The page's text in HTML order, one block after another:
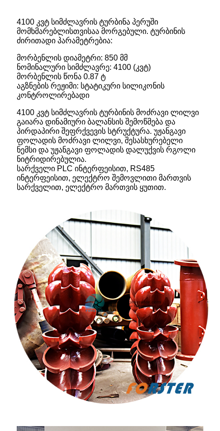
4100 კვტ სიმძლავრის ტურბინა პერუში
მომხმარებლისთვისაა მორგებული. ტურბინის
ძირითადი პარამეტრებია:
მორბენლის დიამეტრი: 850 მმ
ნომინალური სიმძლავრე: 4100 (კვტ)
მორბენლის წონა 0.87 ტ
აგზნების რეჟიმი: სტატიკური სილიკონის
კონტროლირებადი
4100 კვტ სიმძლავრის ტურბინის მოძრავი ლილვი
გაიარა დინამიური ბალანსის შემოწმება და
პირდაპირი შეფრქვევის სტრუქტურა. უჟანგავი
ფოლადის მოძრავი ლილვი, შესასხურებელი
ნემსი და უჟანგავი ფოლადის დალუქვის რგოლი
ნიტრიდირებულია.
სარქველი PLC ინტერფეისით, RS485
ინტერფეისით, ელექტრო შემოვლითი მართვის
სარქველით, ელექტრო მართვის ყუთით.